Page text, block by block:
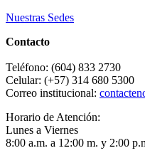
Nuestras Sedes
Contacto
Teléfono: (604) 833 2730
Celular: (+57) 314 680 5300
Correo institucional:
Horario de Atención:
Lunes a Viernes
8:00 a.m. a 12:00 m. y 2:00